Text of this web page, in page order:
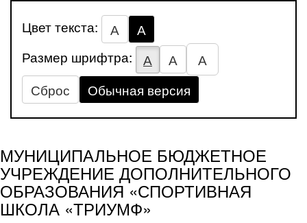
Цвет текста: А
А
Размер шрифтра:
А А
А
Сброс
Обычная версия
МУНИЦИПАЛЬНОЕ БЮДЖЕТНОЕ
УЧРЕЖДЕНИЕ ДОПОЛНИТЕЛЬНОГО
ОБРАЗОВАНИЯ «СПОРТИВНАЯ
ШКОЛА «ТРИУМФ»